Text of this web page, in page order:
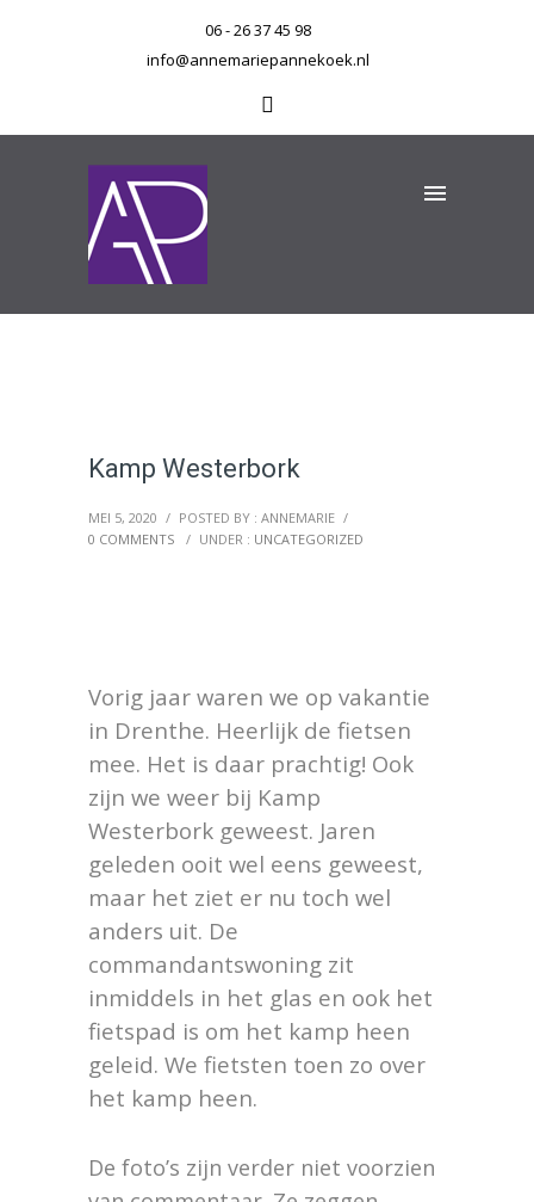
06 - 26 37 45 98
info@annemariepannekoek.nl
Kamp Westerbork
MEI 5, 2020 / POSTED BY : ANNEMARIE /
0 COMMENTS
/ UNDER : UNCATEGORIZED
Vorig jaar waren we op vakantie
in Drenthe. Heerlijk de fietsen
mee. Het is daar prachtig! Ook
zijn we weer bij Kamp
Westerbork geweest. Jaren
geleden ooit wel eens geweest,
maar het ziet er nu toch wel
anders uit. De
commandantswoning zit
inmiddels in het glas en ook het
fietspad is om het kamp heen
geleid. We fietsten toen zo over
het kamp heen.
De foto’s zijn verder niet voorzien